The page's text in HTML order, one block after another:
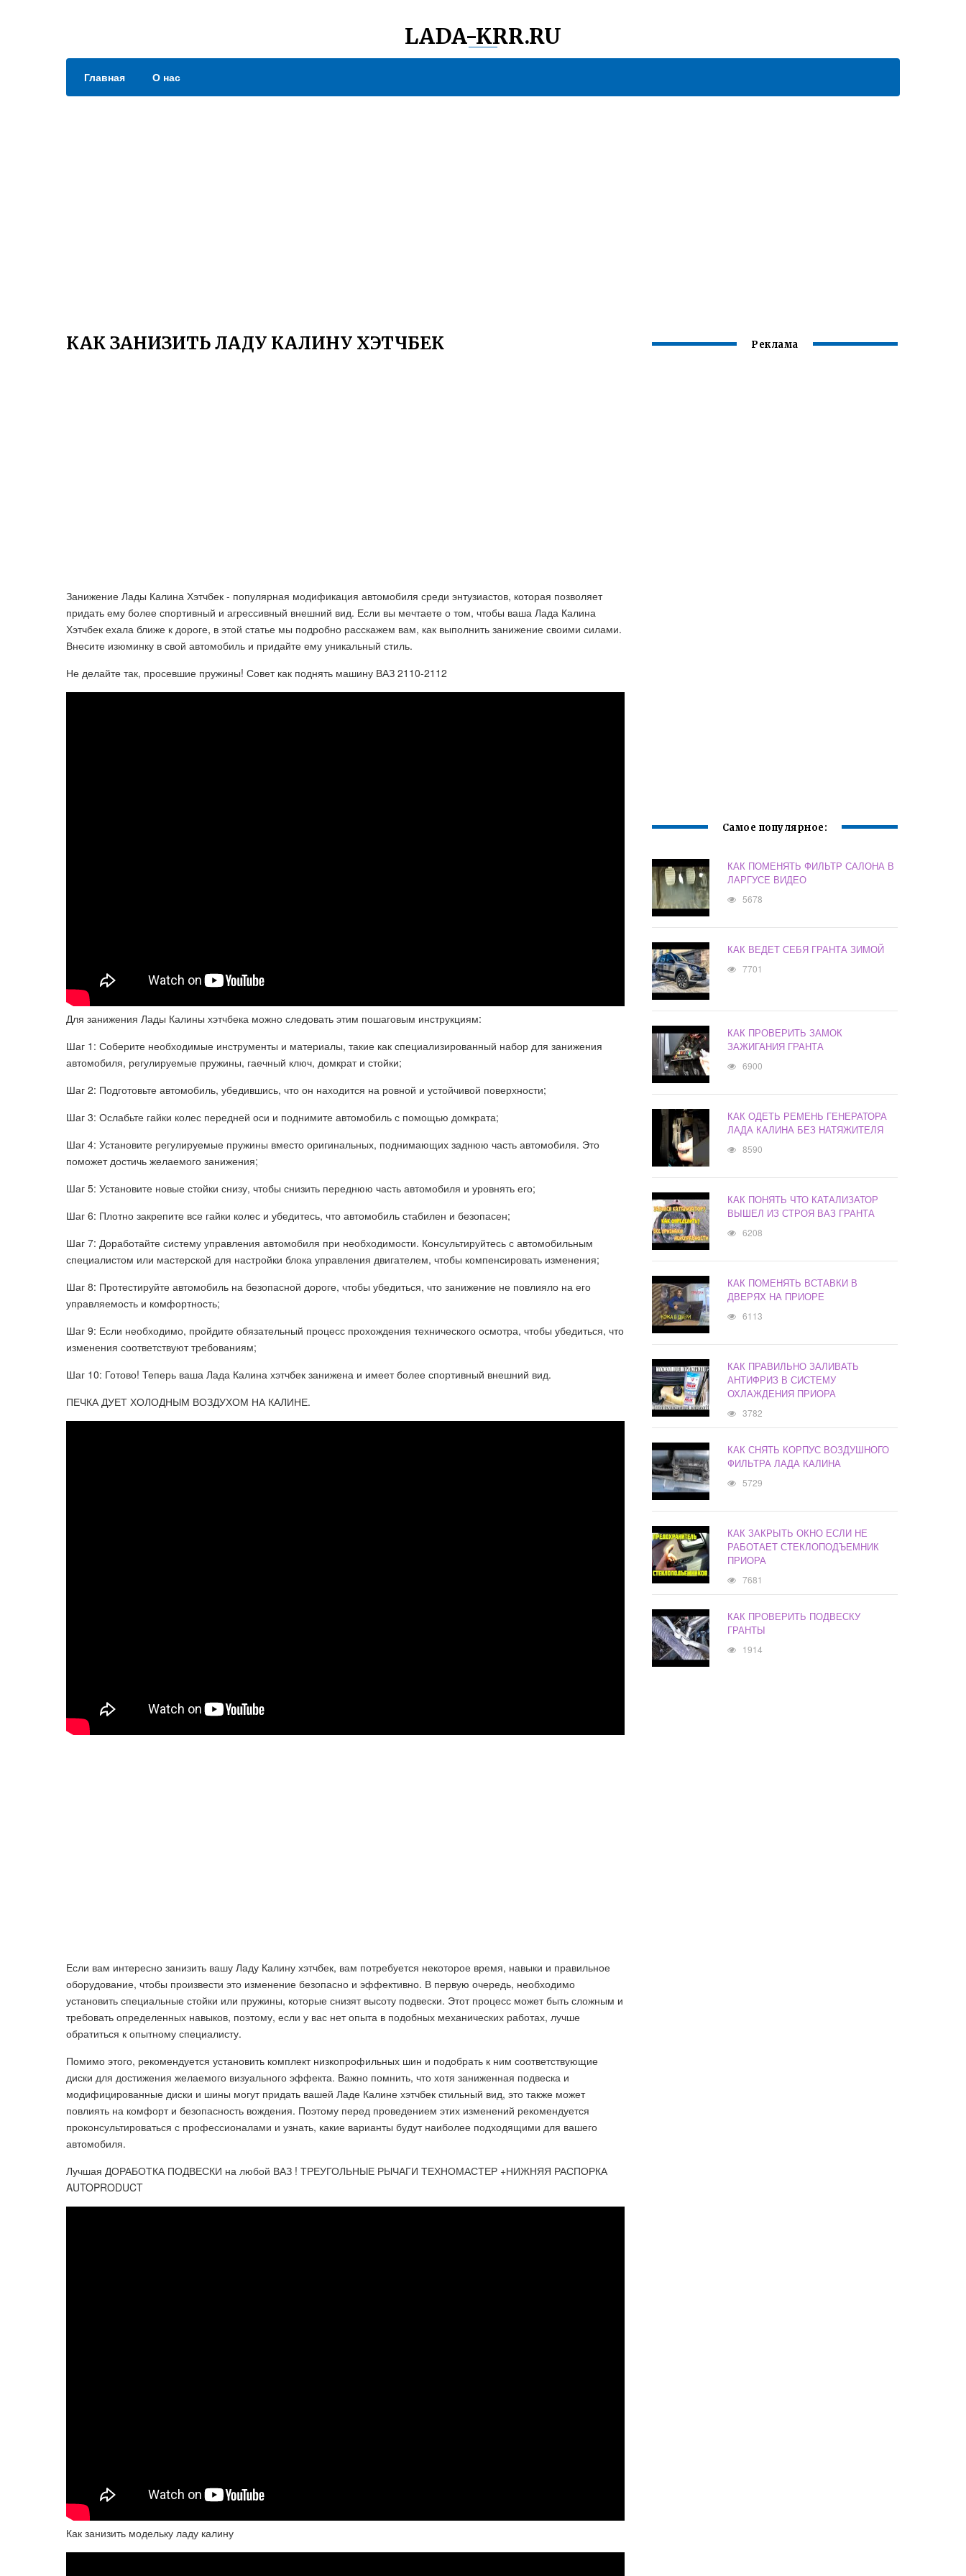
LADA-KRR.RU
Главная О нас
КАК ЗАНИЗИТЬ ЛАДУ КАЛИНУ ХЭТЧБЕК
Занижение Лады Калина Хэтчбек - популярная модификация автомобиля среди энтузиастов, которая позволяет
придать ему более спортивный и агрессивный внешний вид. Если вы мечтаете о том, чтобы ваша Лада Калина
Хэтчбек ехала ближе к дороге, в этой статье мы подробно расскажем вам, как выполнить занижение своими силами.
Внесите изюминку в свой автомобиль и придайте ему уникальный стиль.
Не делайте так, просевшие пружины! Совет как поднять машину ВАЗ 2110-2112
Для занижения Лады Калины хэтчбека можно следовать этим пошаговым инструкциям:
Шаг 1: Соберите необходимые инструменты и материалы, такие как специализированный набор для занижения
автомобиля, регулируемые пружины, гаечный ключ, домкрат и стойки;
Шаг 2: Подготовьте автомобиль, убедившись, что он находится на ровной и устойчивой поверхности;
Шаг 3: Ослабьте гайки колес передней оси и поднимите автомобиль с помощью домкрата;
Шаг 4: Установите регулируемые пружины вместо оригинальных, поднимающих заднюю часть автомобиля. Это
поможет достичь желаемого занижения;
Шаг 5: Установите новые стойки снизу, чтобы снизить переднюю часть автомобиля и уровнять его;
Шаг 6: Плотно закрепите все гайки колес и убедитесь, что автомобиль стабилен и безопасен;
Шаг 7: Доработайте систему управления автомобиля при необходимости. Консультируйтесь с автомобильным
специалистом или мастерской для настройки блока управления двигателем, чтобы компенсировать изменения;
Шаг 8: Протестируйте автомобиль на безопасной дороге, чтобы убедиться, что занижение не повлияло на его
управляемость и комфортность;
Шаг 9: Если необходимо, пройдите обязательный процесс прохождения технического осмотра, чтобы убедиться, что
изменения соответствуют требованиям;
Шаг 10: Готово! Теперь ваша Лада Калина хэтчбек занижена и имеет более спортивный внешний вид.
ПЕЧКА ДУЕТ ХОЛОДНЫМ ВОЗДУХОМ НА КАЛИНЕ.
Если вам интересно занизить вашу Ладу Калину хэтчбек, вам потребуется некоторое время, навыки и правильное
оборудование, чтобы произвести это изменение безопасно и эффективно. В первую очередь, необходимо
установить специальные стойки или пружины, которые снизят высоту подвески. Этот процесс может быть сложным и
требовать определенных навыков, поэтому, если у вас нет опыта в подобных механических работах, лучше
обратиться к опытному специалисту.
Помимо этого, рекомендуется установить комплект низкопрофильных шин и подобрать к ним соответствующие
диски для достижения желаемого визуального эффекта. Важно помнить, что хотя заниженная подвеска и
модифицированные диски и шины могут придать вашей Ладе Калине хэтчбек стильный вид, это также может
повлиять на комфорт и безопасность вождения. Поэтому перед проведением этих изменений рекомендуется
проконсультироваться с профессионалами и узнать, какие варианты будут наиболее подходящими для вашего
автомобиля.
Лучшая ДОРАБОТКА ПОДВЕСКИ на любой ВАЗ ! ТРЕУГОЛЬНЫЕ РЫЧАГИ ТЕХНОМАСТЕР +НИЖНЯЯ РАСПОРКА
AUTOPRODUCT
Как занизить модельку ладу калину
Реклама
Самое популярное:
КАК ПОМЕНЯТЬ ФИЛЬТР САЛОНА В
ЛАРГУСЕ ВИДЕО
5678
КАК ВЕДЕТ СЕБЯ ГРАНТА ЗИМОЙ
7701
КАК ПРОВЕРИТЬ ЗАМОК
ЗАЖИГАНИЯ ГРАНТА
6900
КАК ОДЕТЬ РЕМЕНЬ ГЕНЕРАТОРА
ЛАДА КАЛИНА БЕЗ НАТЯЖИТЕЛЯ
8590
КАК ПОНЯТЬ ЧТО КАТАЛИЗАТОР
ВЫШЕЛ ИЗ СТРОЯ ВАЗ ГРАНТА
6208
КАК ПОМЕНЯТЬ ВСТАВКИ В
ДВЕРЯХ НА ПРИОРЕ
6113
КАК ПРАВИЛЬНО ЗАЛИВАТЬ
АНТИФРИЗ В СИСТЕМУ
ОХЛАЖДЕНИЯ ПРИОРА
3782
КАК СНЯТЬ КОРПУС ВОЗДУШНОГО
ФИЛЬТРА ЛАДА КАЛИНА
5729
КАК ЗАКРЫТЬ ОКНО ЕСЛИ НЕ
РАБОТАЕТ СТЕКЛОПОДЪЕМНИК
ПРИОРА
7681
КАК ПРОВЕРИТЬ ПОДВЕСКУ
ГРАНТЫ
1914